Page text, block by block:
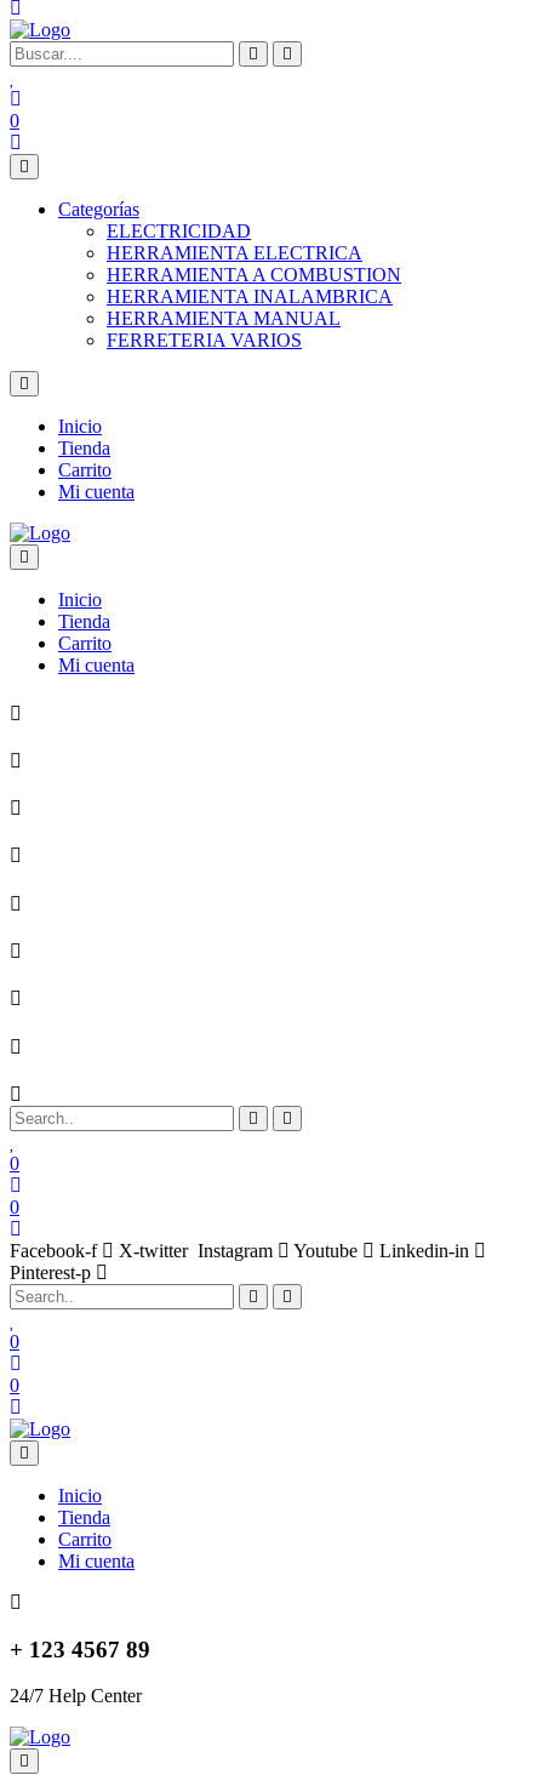
0
Categorías
ELECTRICIDAD
HERRAMIENTA ELECTRICA
HERRAMIENTA A COMBUSTION
HERRAMIENTA INALAMBRICA
HERRAMIENTA MANUAL
FERRETERIA VARIOS
Inicio
Tienda
Carrito
Mi cuenta
Inicio
Tienda
Carrito
Mi cuenta
0
0
Facebook-f X-twitter Instagram Youtube
Linkedin-in
Pinterest-p
0
0
Inicio
Tienda
Carrito
Mi cuenta
+ 123 4567 89
24/7 Help Center